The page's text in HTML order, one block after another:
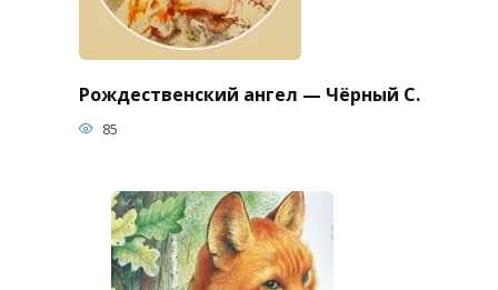
Рождественский ангел — Чёрный С.
85